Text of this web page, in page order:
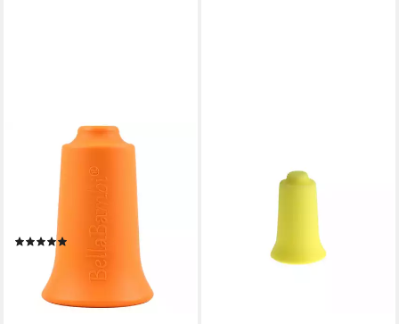
BELLABAMBI
Vakuum-Massager
Schröpfsauger Mini,
Behandelt durch Unterdruck
fasziales Gewebe
17,99 €
lieferbar - in 3-4 Werktagen bei dir